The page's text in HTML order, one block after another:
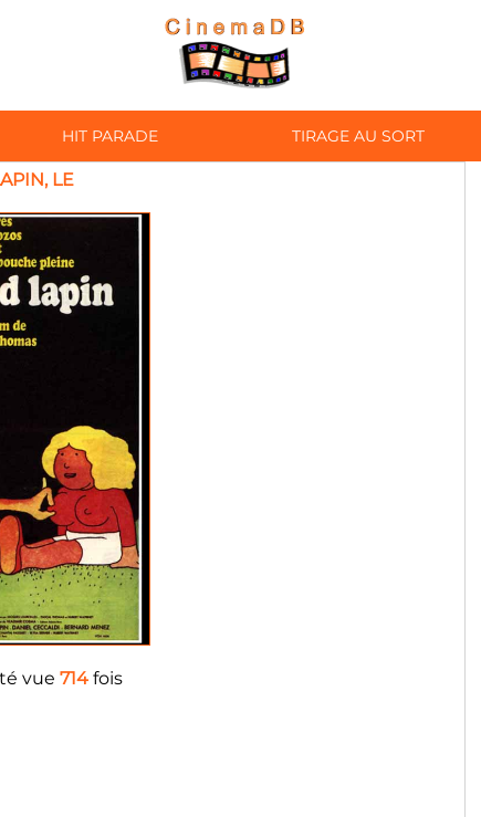
HIT PARADE TIRAGE AU SORT
LE
vue 714fois